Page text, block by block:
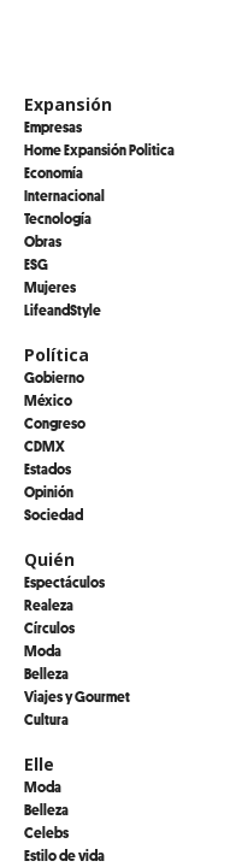
Expansión
Empresas
Home Expansión Politica
Economía
Internacional
Tecnología
Obras
ESG
Mujeres
LifeandStyle
Política
Gobierno
México
Congreso
CDMX
Estados
Opinión
Sociedad
Quién
Espectáculos
Realeza
Círculos
Moda
Belleza
Viajes y Gourmet
Cultura
Elle
Moda
Belleza
Celebs
Estilo de vida